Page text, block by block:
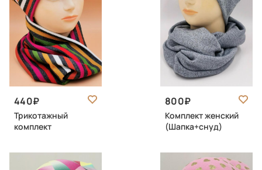
440
Трикотажный
комплект
800
Комплект женский
(Шапка+снуд)